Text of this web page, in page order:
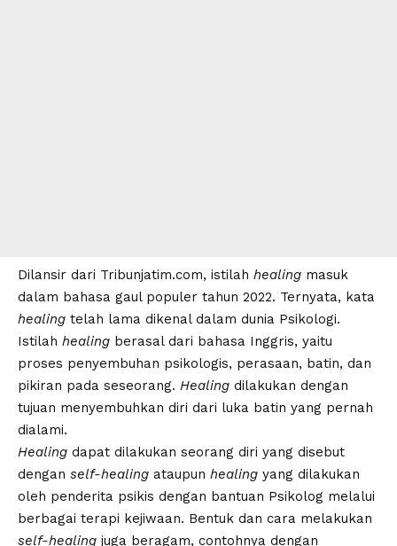
Dilansir dari Tribunjatim.com, istilah healing masuk
dalam bahasa gaul populer tahun 2022. Ternyata, kata
healing telah lama dikenal dalam dunia Psikologi.
Istilah healing berasal dari bahasa Inggris, yaitu
proses penyembuhan psikologis, perasaan, batin, dan
pikiran pada seseorang. Healing dilakukan dengan
tujuan menyembuhkan diri dari luka batin yang pernah
dialami.
Healing dapat dilakukan seorang diri yang disebut
dengan self-healing ataupun healing yang dilakukan
oleh penderita psikis dengan bantuan Psikolog melalui
berbagai terapi kejiwaan. Bentuk dan cara melakukan
self-healing juga beragam, contohnya dengan